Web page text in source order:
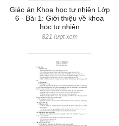
Giáo án Khoa học tự nhiên Lớp
6 - Bài 1: Giới thiệu về khoa
học tự nhiên
821 lượt xem